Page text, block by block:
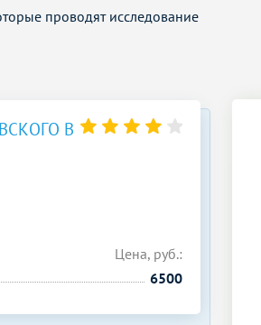
проводят исследование
В
Цена, руб.:
6500